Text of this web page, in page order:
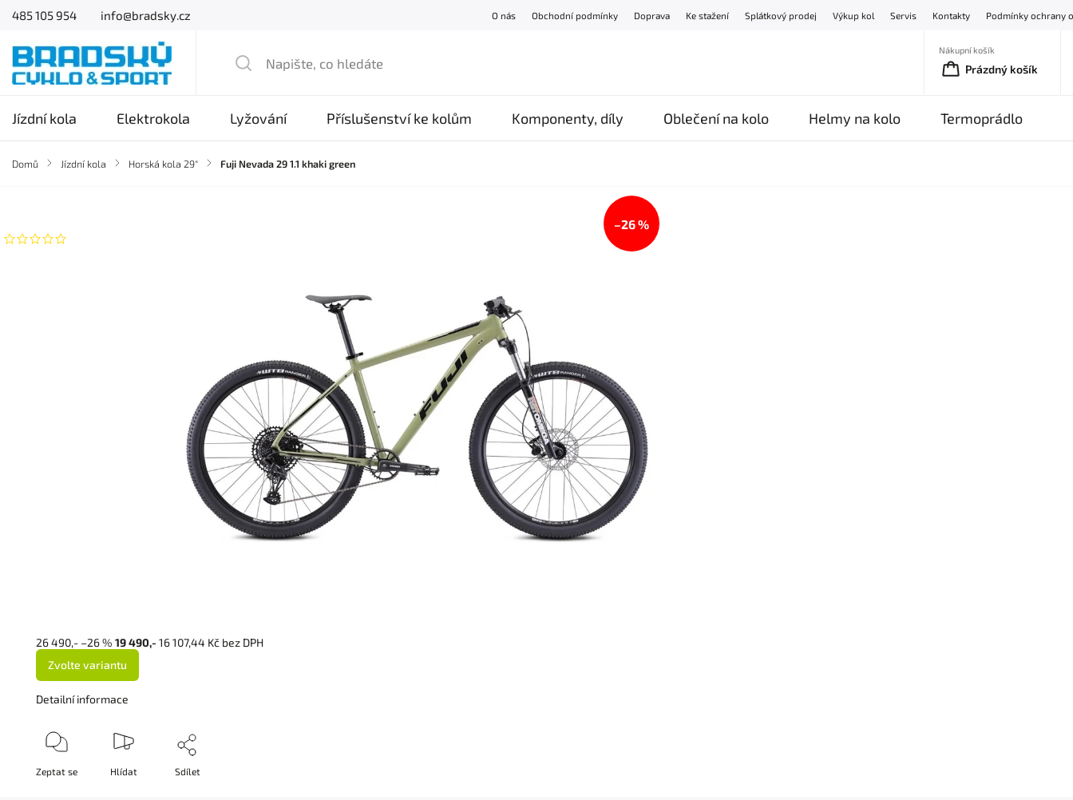
485 105 954 info@bradsky.cz O nás Obchodní podmínky Doprava Ke stažení Splátkový prodej Výkup kol Servis Kontakty Podmínky ochrany
Nákupní košík
Prázdný košík
Jízdní kola Elektrokola Lyžování Příslušenství ke kolům Komponenty, díly Oblečení na kolo Helmy na kolo Termoprádlo
Domů / Jízdní kola / Horská kola 29" / Fuji Nevada 29 1.1 khaki green
–26 %
26 490,- –26 %19 490,-16 107,44 Kč bez DPH
Zvolte variantu
Detailní informace
Zeptat se Hlídat Sdílet